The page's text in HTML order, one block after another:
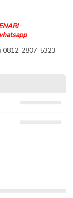
0812-2807-5323